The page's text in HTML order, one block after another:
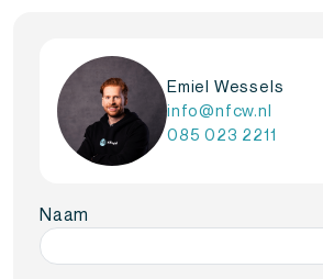
Emiel Wessels
info@nfcw.nl
085 023 2211
Naam